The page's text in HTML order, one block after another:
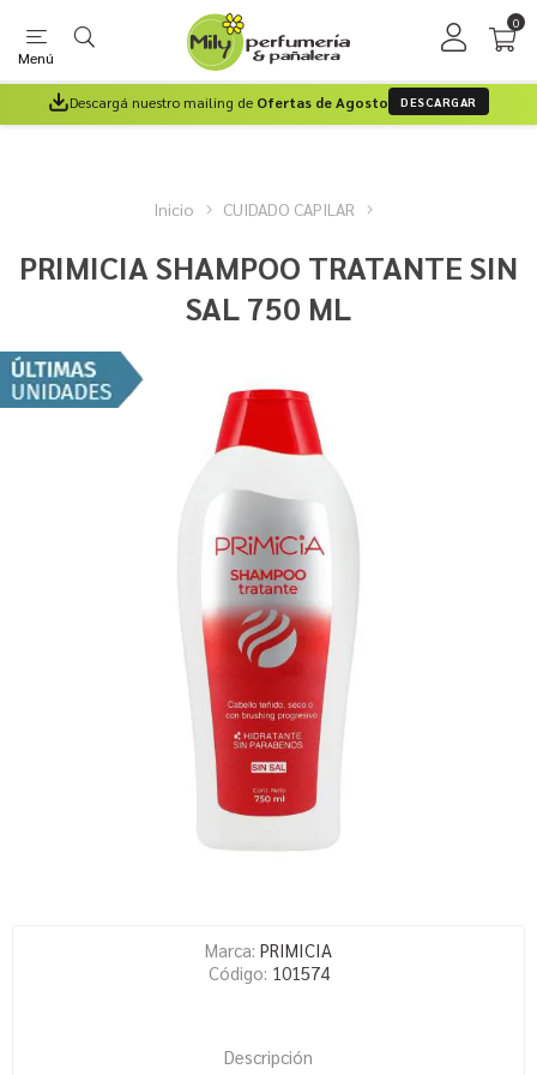
Menú
0
Descargá nuestro mailing de Ofertas de Agosto DESCARGAR
Inicio CUIDADO CAPILAR
PRIMICIA SHAMPOO TRATANTE SIN
SAL 750 ML
Marca: PRIMICIA
Código: 101574
Descripción